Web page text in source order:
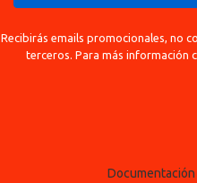
Recibirás emails promocionales, no
terceros. Para más información